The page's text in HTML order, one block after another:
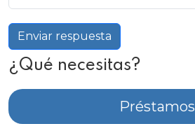
Enviar respuesta
¿Qué necesitas?
Préstamos